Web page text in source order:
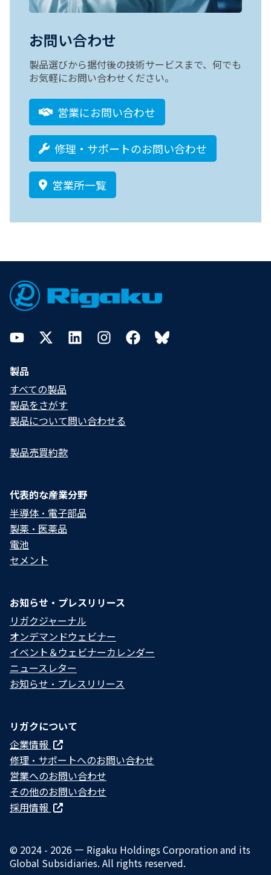
お問い合わせ
製品選びから据付後の技術サービスまで、何でも
お気軽にお問い合わせください。
営業にお問い合わせ
修理・サポートのお問い合わせ
営業所一覧
Footer
YouTubeTwitterLinkedInInstagramFacebookBluesky
製品
すべての製品
製品をさがす
製品について問い合わせる​
製品売買約款
代表的な産業分野
半導体・電子部品
製薬・医薬品
電池
セメント
お知らせ・プレスリリース
リガクジャーナル
オンデマンドウェビナー
イベント＆ウェビナーカレンダー
ニュースレター
お知らせ・プレスリリース
リガクについて
企業情報
修理・サポートへのお問い合わせ
営業へのお問い合わせ
その他のお問い合わせ
採用情報
© 2024 - 2026 — Rigaku Holdings Corporation and its
Global Subsidiaries. All rights reserved.